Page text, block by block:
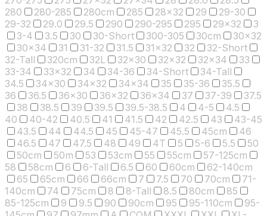
280
280-285 280cm 285 28x32 29
29-30
29-32
29.0 29.5 290 290-295 295 29x32
3
3-4
3.5 30 30-Short 300-305 30cm
30x32
30x34
31 31-32 31.5 31x32 32
32-Short
32-Tall
320cm 32L 32x30 32x32 32x34
33
33-34
33x32 34 34-36 34-Short
34-Tall
34.5
34x30 34x32 34x34 35 35-36
35.5
36
36.5 36x30 36x32 36x34 37 37-39
37.5
38
38.5 39 39.5 39.5-38.5 4 4-5
4.5
40
40-42 40.5 41 41.5 42 42.5 43
43-45
43.5
44 44.5 45 45-47 45.5 45cm
46
46.5
47 47.5 48 49 4T 5 5-6 5.5
50
50cm
50m 53 53cm 55 55cm
57-125cm
58
58cm 6 6-Tall 6.5 60 60cm
62-140cm
65
65cm 66 66cm 7 7.5 70 70cm
71-
140cm
74 75cm 8 8-Tall 8.5 80cm
85
85-125cm
9 9.5 90 90cm 95 95-110cm
95-